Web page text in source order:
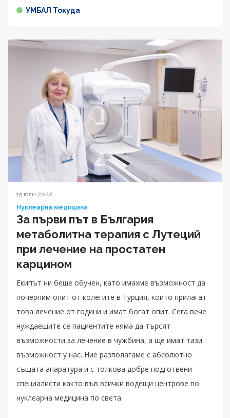
УМБАЛ Токуда
15 юли 2022
Нуклеарна медицина
За първи път в България
метаболитна терапия с Лутеций
при лечение на простатен
карцином
Екипът ни беше обучен, като имахме възможност да
почерпим опит от колегите в Турция, които прилагат
това лечение от години и имат богат опит. Сега вече
нуждаещите се пациентите няма да търсят
възможности за лечение в чужбина, а ще имат тази
възможност у нас. Ние разполагаме с абсолютно
същата апаратура и с толкова добре подготвени
специалисти както във всички водещи центрове по
нуклеарна медицина по света